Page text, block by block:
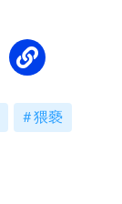
猥褻